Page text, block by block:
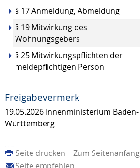
§ 17 Anmeldung, Abmeldung
§ 19 Mitwirkung des
Wohnungsgebers
§ 25 Mitwirkungspflichten der
meldepflichtigen Person
Freigabevermerk
19.05.2026 Innenministerium Baden-
Württemberg
Zum Seitenanfang
Seite drucken
Seite empfehlen